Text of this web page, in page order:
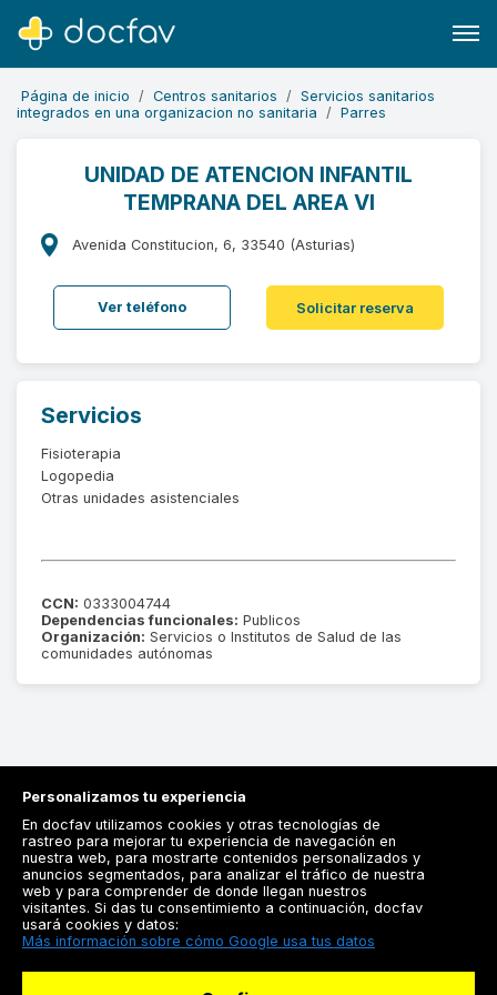
Buscar
Software para clínicas
Soporte
¿Eres un doctor?
Página de inicio Centros sanitarios
Servicios sanitarios
integrados en una organizacion no sanitaria
Parres
UNIDAD DE ATENCION INFANTIL
TEMPRANA DEL AREA VI
Avenida Constitucion, 6, 33540 (Asturias)
Ver teléfono Solicitar reserva
Servicios
Fisioterapia
Logopedia
Otras unidades asistenciales
CCN: 0333004744
Dependencias funcionales: Publicos
Organización: Servicios o Institutos de Salud de las
comunidades autónomas
Registrarse
Docfav
Personalizamos tu experiencia
En docfav utilizamos cookies y otras tecnologías de
rastreo para mejorar tu experiencia de navegación en
nuestra web, para mostrarte contenidos personalizados y
anuncios segmentados, para analizar el tráfico de nuestra
web y para comprender de donde llegan nuestros
visitantes. Si das tu consentimiento a continuación, docfav
usará cookies y datos:
Más información sobre cómo Google usa tus datos